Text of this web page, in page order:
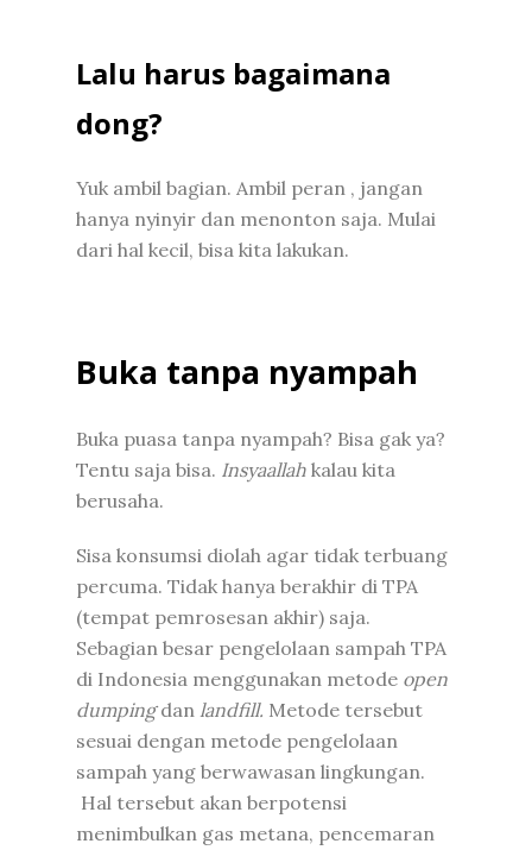
Lalu harus bagaimana
dong?
Yuk ambil bagian. Ambil peran , jangan
hanya nyinyir dan menonton saja. Mulai
dari hal kecil, bisa kita lakukan.
Buka tanpa nyampah
Buka puasa tanpa nyampah? Bisa gak ya?
Tentu saja bisa. Insyaallah kalau kita
berusaha.
Sisa konsumsi diolah agar tidak terbuang
percuma. Tidak hanya berakhir di TPA
(tempat pemrosesan akhir) saja.
Sebagian besar pengelolaan sampah TPA
di Indonesia menggunakan metode open
dumpingdan landfill. Metode tersebut
sesuai dengan metode pengelolaan
sampah yang berwawasan lingkungan.
Hal tersebut akan berpotensi
menimbulkan gas metana, pencemaran